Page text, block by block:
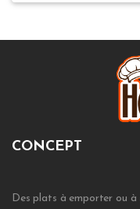
CONCEPT
Des plats à emporter ou à